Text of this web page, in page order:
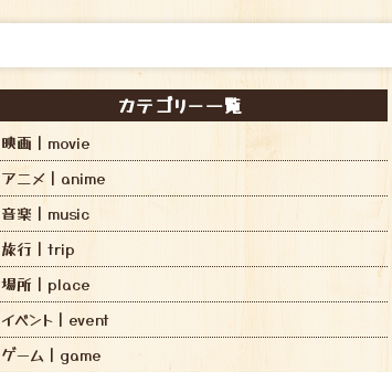
カテゴリー一覧
映画｜movie
アニメ｜anime
音楽｜music
旅行｜trip
場所｜place
イベント｜event
ゲーム｜game